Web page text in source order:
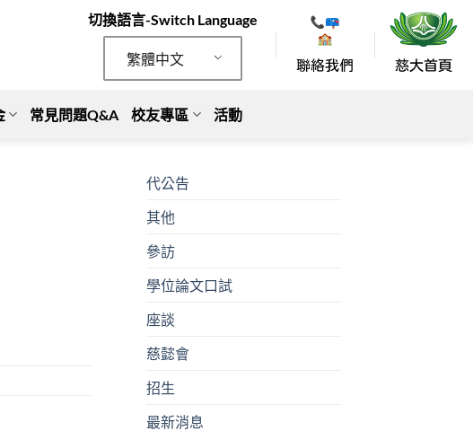
切換語言-Switch Language
繁體中文
常見問題Q&A 校友專區 活動
代公告
其他
參訪
學位論文口試
座談
慈懿會
招生
最新消息